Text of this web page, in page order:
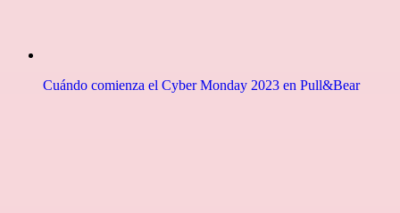
Cuándo comienza el Cyber Monday 2023 en Pull&Bear